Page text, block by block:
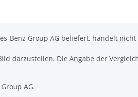
Benz Group AG beliefert, handelt
darzustellen. Die Angabe der
AG.